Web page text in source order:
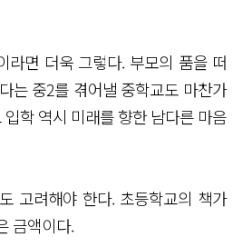
라면 더욱 그렇다. 부모의 품을 떠
는 중2를 겪어낼 중학교도 마찬가
학 역시 미래를 향한 남다른 마음
고려해야 한다. 초등학교의 책가
금액이다.